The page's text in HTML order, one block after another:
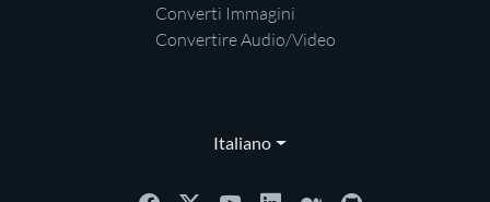
Converti Immagini
Convertire Audio/Video
Italiano